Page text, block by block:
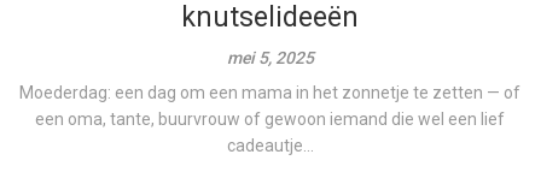
knutselideeën
mei 5, 2025
Moederdag: een dag om een mama in het zonnetje te zetten — of
een oma, tante, buurvrouw of gewoon iemand die wel een lief
cadeautje...